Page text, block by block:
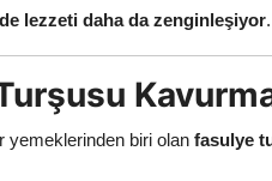
lezzeti daha da zenginleşiyor.
yemeklerinden biri olan fasulye